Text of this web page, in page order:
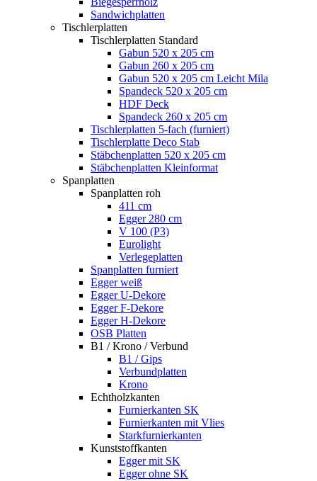
Sandwichplatten
Tischlerplatten
Tischlerplatten Standard
Gabun 520 x 205 cm
Gabun 260 x 205 cm
Gabun 520 x 205 cm Leicht Mila
Spandeck 520 x 205 cm
HDF Deck
Spandeck 260 x 205 cm
Tischlerplatten 5-fach (furniert)
Tischlerplatte Deco Stab
Stäbchenplatten 520 x 205 cm
Stäbchenplatten Kleinformat
Spanplatten
Spanplatten roh
411 cm
Egger 280 cm
V 100 (P3)
Eurolight
Verlegeplatten
Spanplatten furniert
Egger weiß
Egger U-Dekore
Egger F-Dekore
Egger H-Dekore
OSB Platten
B1 / Krono / Verbund
B1 / Gips
Verbundplatten
Krono
Echtholzkanten
Furnierkanten SK
Furnierkanten mit Vlies
Starkfurnierkanten
Kunststoffkanten
Egger mit SK
Egger ohne SK